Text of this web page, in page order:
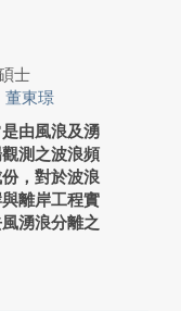
士
董東璟
由風浪及湧
測之波浪頻
，對於波浪
離岸工程實
湧浪分離之